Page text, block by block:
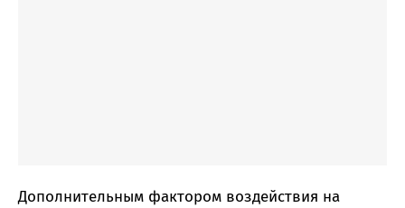
Дополнительным фактором воздействия на